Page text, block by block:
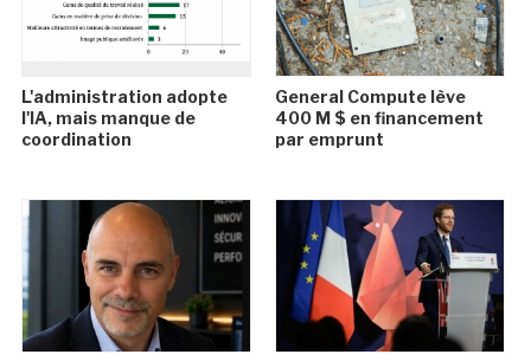
L'administration adopte
l'IA, mais manque de
coordination
General Compute lève
400 M $ en financement
par emprunt